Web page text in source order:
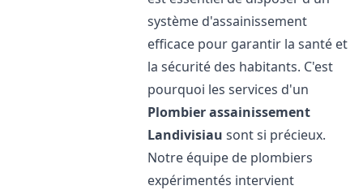
système d'assainissement
efficace pour garantir la santé et
la sécurité des habitants. C'est
pourquoi les services d'un
Plombier assainissement
Landivisiau sont si précieux.
Notre équipe de plombiers
expérimentés intervient